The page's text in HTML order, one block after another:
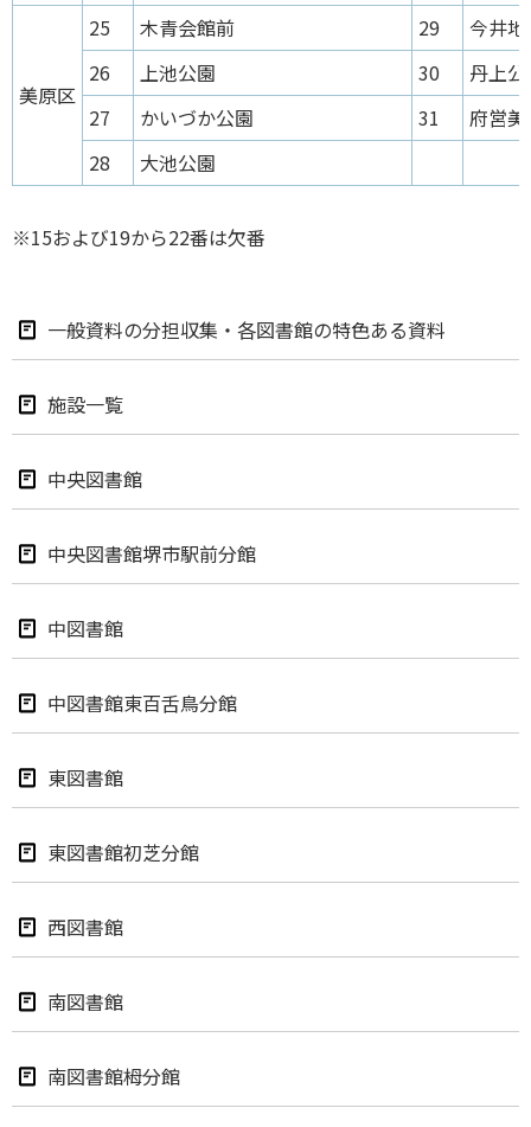
美原区
25 木青会館前 29
今井
26
上池公園 30
丹上
27
かいづか公園 31
府営
28
大池公園
※15および19から22番は欠番
一般資料の分担収集・各図書館の特色ある資料
施設一覧
中央図書館
中央図書館堺市駅前分館
中図書館
中図書館東百舌鳥分館
東図書館
東図書館初芝分館
西図書館
南図書館
南図書館栂分館